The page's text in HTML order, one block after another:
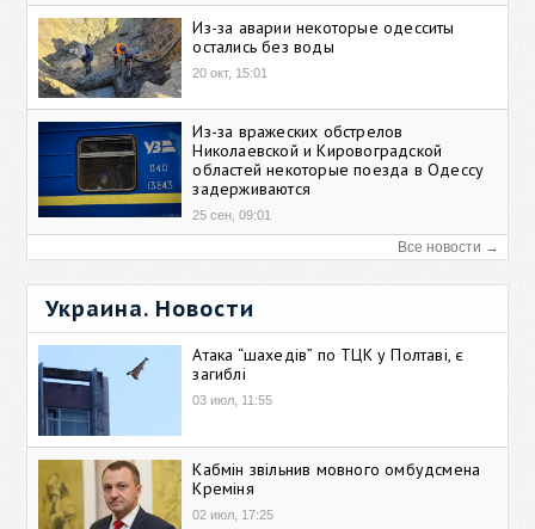
Из-за аварии некоторые одесситы
остались без воды
20 окт, 15:01
Из-за вражеских обстрелов
Николаевской и Кировоградской
областей некоторые поезда в Одессу
задерживаются
25 сен, 09:01
Все новости →
Украина. Новости
Атака “шахедів” по ТЦК у Полтаві, є
загиблі
03 июл, 11:55
Кабмін звільнив мовного омбудсмена
Креміня
02 июл, 17:25